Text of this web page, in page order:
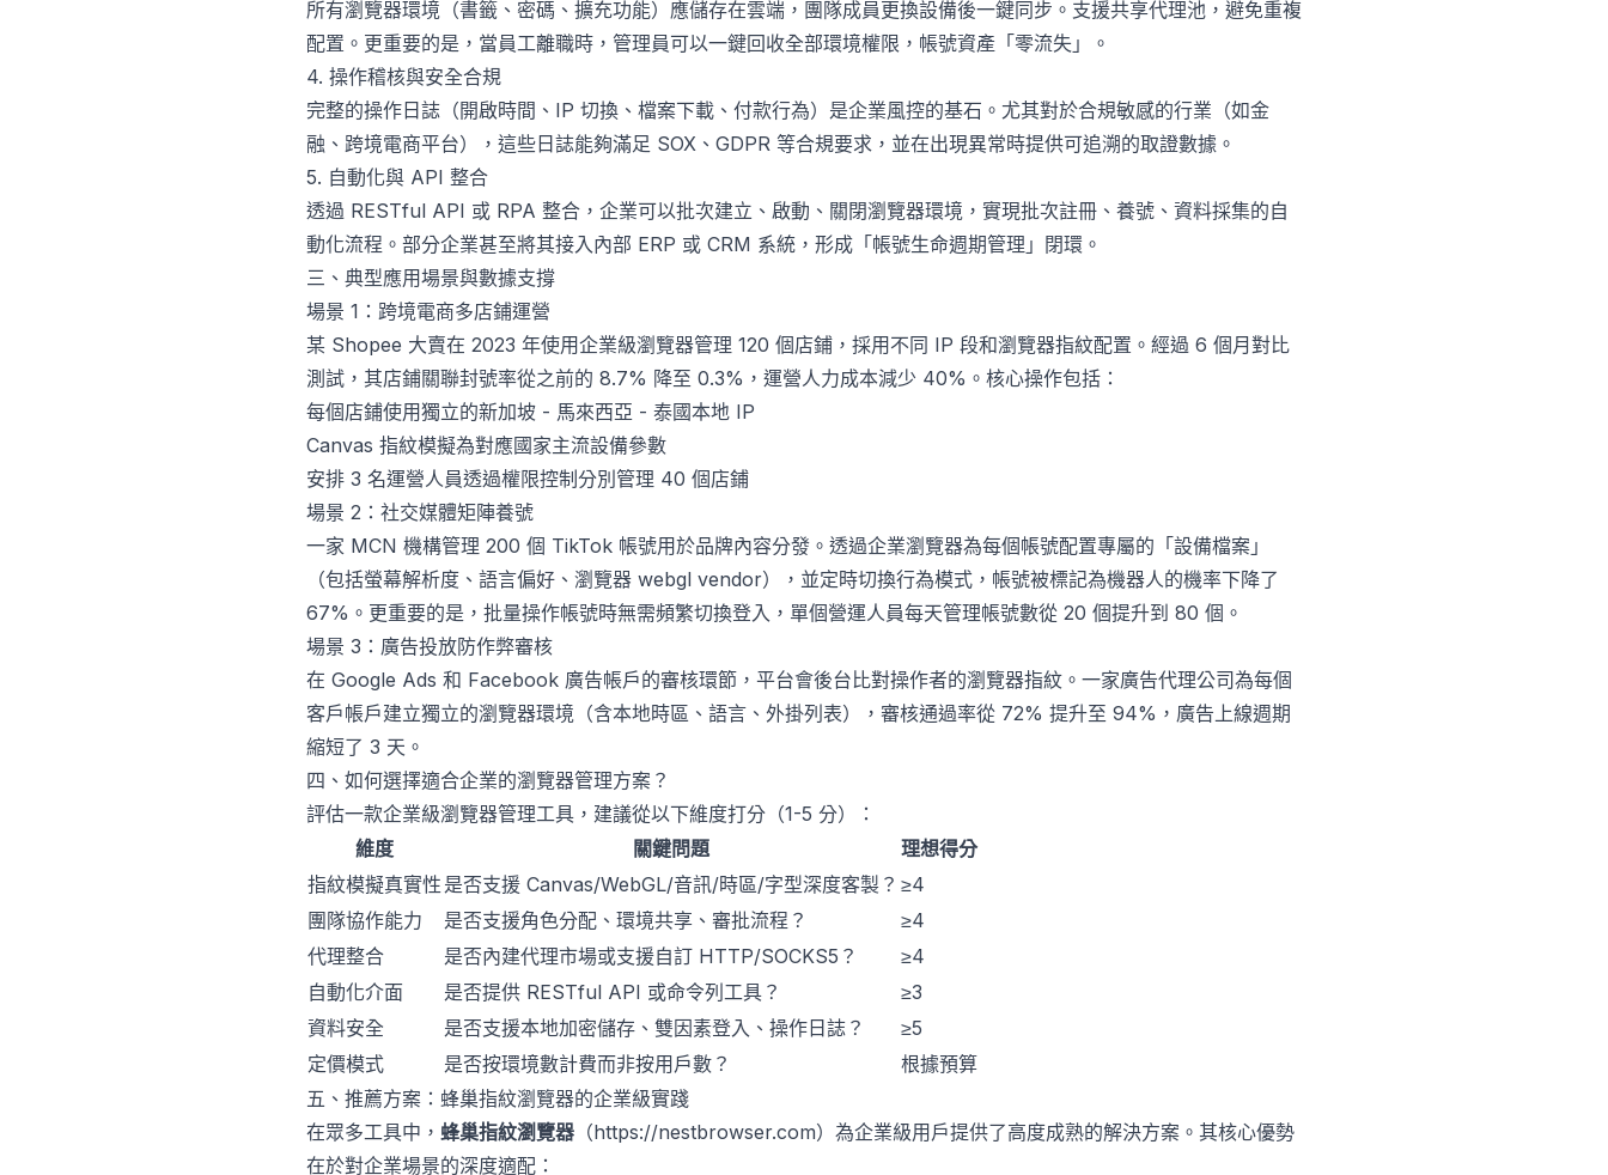
所有瀏覽器環境（書籤、密碼、擴充功能）應儲存在雲端，團隊成員更換設備後一鍵同步。支援共享代理池，避免重複
配置。更重要的是，當員工離職時，管理員可以一鍵回收全部環境權限，帳號資產「零流失」。
4. 操作稽核與安全合規
完整的操作日誌（開啟時間、IP 切換、檔案下載、付款行為）是企業風控的基石。尤其對於合規敏感的行業（如金
融、跨境電商平台），這些日誌能夠滿足 SOX、GDPR 等合規要求，並在出現異常時提供可追溯的取證數據。
5. 自動化與 API 整合
透過 RESTful API 或 RPA 整合，企業可以批次建立、啟動、關閉瀏覽器環境，實現批次註冊、養號、資料採集的自
動化流程。部分企業甚至將其接入內部 ERP 或 CRM 系統，形成「帳號生命週期管理」閉環。
三、典型應用場景與數據支撐
場景 1：跨境電商多店鋪運營
某 Shopee 大賣在 2023 年使用企業級瀏覽器管理 120 個店鋪，採用不同 IP 段和瀏覽器指紋配置。經過 6 個月對比
測試，其店鋪關聯封號率從之前的 8.7% 降至 0.3%，運營人力成本減少 40%。核心操作包括：
每個店鋪使用獨立的新加坡 - 馬來西亞 - 泰國本地 IP
Canvas 指紋模擬為對應國家主流設備參數
安排 3 名運營人員透過權限控制分別管理 40 個店鋪
場景 2：社交媒體矩陣養號
一家 MCN 機構管理 200 個 TikTok 帳號用於品牌內容分發。透過企業瀏覽器為每個帳號配置專屬的「設備檔案」
（包括螢幕解析度、語言偏好、瀏覽器 webgl vendor），並定時切換行為模式，帳號被標記為機器人的機率下降了
67%。更重要的是，批量操作帳號時無需頻繁切換登入，單個營運人員每天管理帳號數從 20 個提升到 80 個。
場景 3：廣告投放防作弊審核
在 Google Ads 和 Facebook 廣告帳戶的審核環節，平台會後台比對操作者的瀏覽器指紋。一家廣告代理公司為每個
客戶帳戶建立獨立的瀏覽器環境（含本地時區、語言、外掛列表），審核通過率從 72% 提升至 94%，廣告上線週期
縮短了 3 天。
四、如何選擇適合企業的瀏覽器管理方案？
評估一款企業級瀏覽器管理工具，建議從以下維度打分（1-5 分）：
維度
關鍵問題
理想得分
指紋模擬真實性 是否支援 Canvas/WebGL/音訊/時區/字型深度客製？ ≥4
團隊協作能力
是否支援角色分配、環境共享、審批流程？
≥4
代理整合
是否內建代理市場或支援自訂 HTTP/SOCKS5？
≥4
自動化介面
是否提供 RESTful API 或命令列工具？
≥3
資料安全
是否支援本地加密儲存、雙因素登入、操作日誌？
≥5
定價模式
是否按環境數計費而非按用戶數？
根據預算
五、推薦方案：蜂巢指紋瀏覽器的企業級實踐
在眾多工具中， 蜂巢指紋瀏覽器 （https://nestbrowser.com）為企業級用戶提供了高度成熟的解決方案。其核心優勢
在於對企業場景的深度適配：